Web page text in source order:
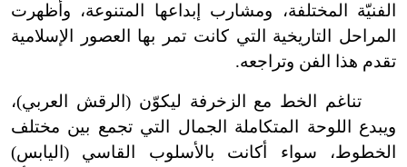
الفنيّة المختلفة، ومشارب إبداعها المتنوعة، وأظهرت
المراحل التاريخية التي كانت تمر بها العصور الإسلامية
تقدم هذا الفن وتراجعه.
تناغم الخط مع الزخرفة ليكوّن (الرقش العربي)،
ويبدع اللوحة المتكاملة الجمال التي تجمع بين مختلف
الخطوط، سواء أكانت بالأسلوب القاسي (اليابس)